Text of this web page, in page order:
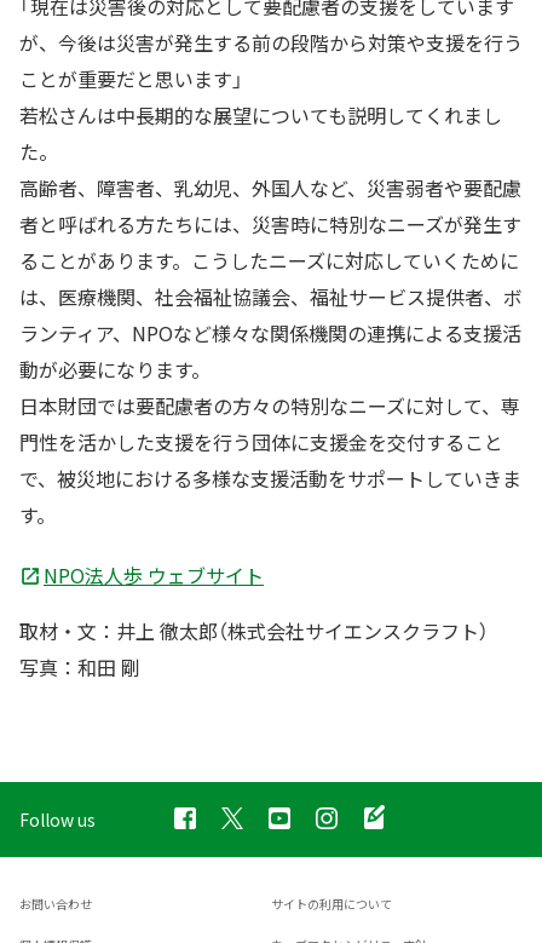
が、今後は災害が発生する前の段階から対策や支援を行う
ことが重要だと思います」
若松さんは中長期的な展望についても説明してくれまし
た。
高齢者、障害者、乳幼児、外国人など、災害弱者や要配慮
者と呼ばれる方たちには、災害時に特別なニーズが発生す
ることがあります。こうしたニーズに対応していくために
は、医療機関、社会福祉協議会、福祉サービス提供者、ボ
ランティア、NPOなど様々な関係機関の連携による支援活
動が必要になります。
日本財団では要配慮者の方々の特別なニーズに対して、専
門性を活かした支援を行う団体に支援金を交付すること
で、被災地における多様な支援活動をサポートしていきま
す。
NPO法人歩 ウェブサイト
取材・文：井上 徹太郎（株式会社サイエンスクラフト）
写真：和田 剛
Follow us
お問い合わせ サイトの利用について